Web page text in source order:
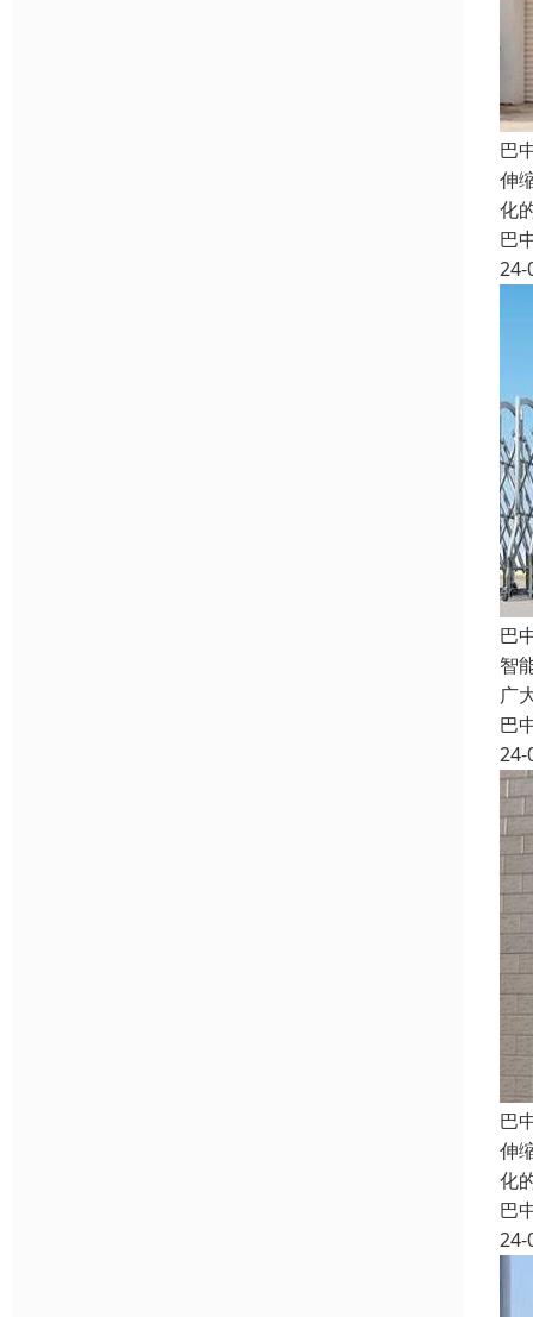
巴
伸
化
巴
24-
巴
智
广
巴
24-
巴
伸
化
巴
24-